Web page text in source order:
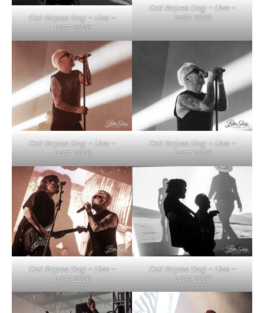
Cat Rapes Dog – Live –
WGT 2026
Cat Rapes Dog – Live –
WGT 2026
Cat Rapes Dog – Live –
WGT 2026
Cat Rapes Dog – Live –
WGT 2026
Cat Rapes Dog – Live –
WGT 2026
Cat Rapes Dog – Live –
WGT 2026